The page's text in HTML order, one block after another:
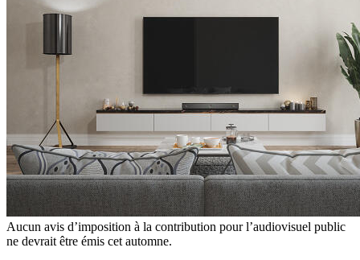
Aucun avis d’imposition à la contribution pour l’audiovisuel public
ne devrait être émis cet automne.